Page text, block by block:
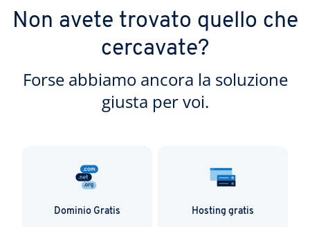
Non avete trovato quello che
cercavate?
Forse abbiamo ancora la soluzione
giusta per voi.
Dominio Gratis Hosting gratis